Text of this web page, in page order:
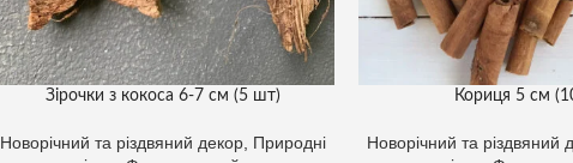
Зірочки з кокоса 6-7 см (5 шт)
Новорічний та різдвяний декор Природні
Кориця 5 см
Новорічний та різдвяний